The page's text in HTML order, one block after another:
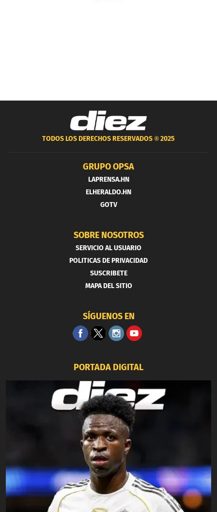
TODOS LOS DERECHOS RESERVADOS ®2025
GRUPO OPSA
LAPRENSA.HN
ELHERALDO.HN
GOTV
SOBRE NOSOTROS
SERVICIO AL USUARIO
POLITICAS DE PRIVACIDAD
SUSCRIBETE
MAPA DEL SITIO
SÍGUENOS EN
PORTADA DIGITAL